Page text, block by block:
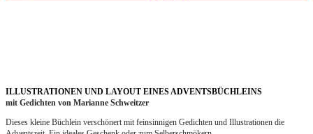
ILLUSTRATIONEN UND LAYOUT EINES ADVENTSBÜCHLEINS
mit Gedichten von Marianne Schweitzer
Dieses kleine Büchlein verschönert mit feinsinnigen Gedichten und Illustrationen die